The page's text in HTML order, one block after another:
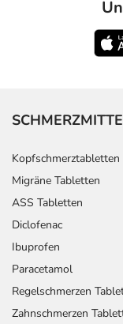
Kopfschmerztabletten
Migräne Tabletten
ASS Tabletten
Diclofenac
Ibuprofen
Paracetamol
Regelschmerzen
Zahnschmerzen